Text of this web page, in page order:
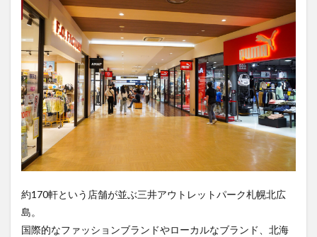
約170軒という店舗が並ぶ三井アウトレットパーク札幌北広
島。
国際的なファッションブランドやローカルなブランド、北海